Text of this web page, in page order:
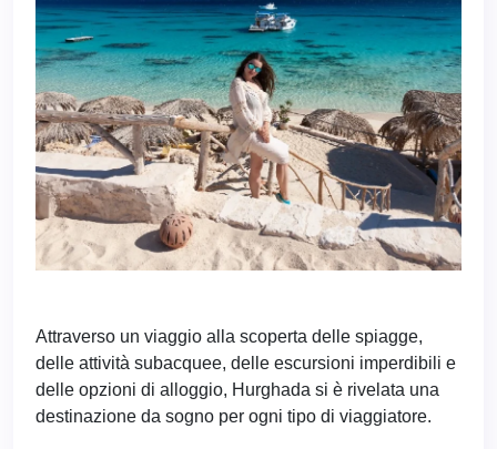
Attraverso un viaggio alla scoperta delle spiagge,
delle attività subacquee, delle escursioni imperdibili e
delle opzioni di alloggio, Hurghada si è rivelata una
destinazione da sogno per ogni tipo di viaggiatore.